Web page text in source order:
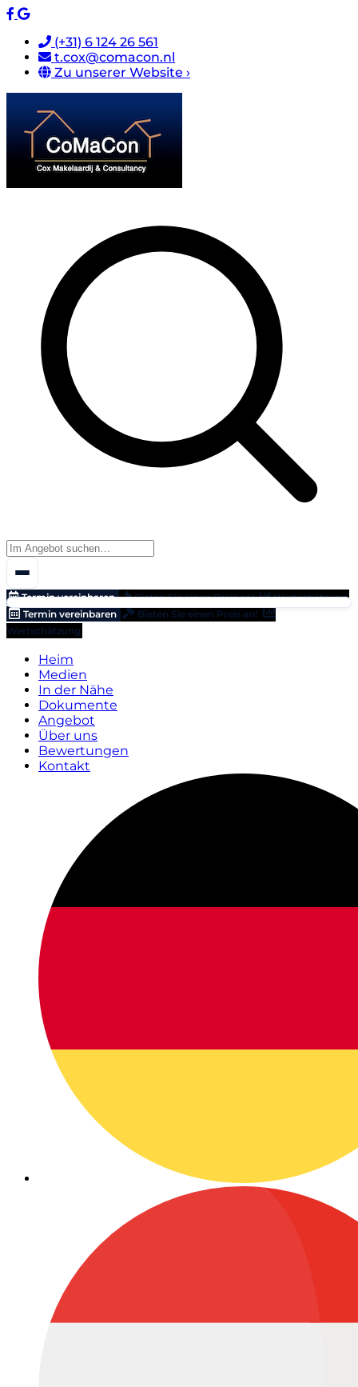
(+31) 6 124 26 561
t.cox@comacon.nl
Zu unserer Website ›
Termin vereinbaren Bieten Sie einen Preis an!
Wertschätzung
Termin vereinbaren
Bieten Sie einen Preis an!
Wertschätzung
Heim
Medien
In der Nähe
Dokumente
Angebot
Über uns
Bewertungen
Kontakt